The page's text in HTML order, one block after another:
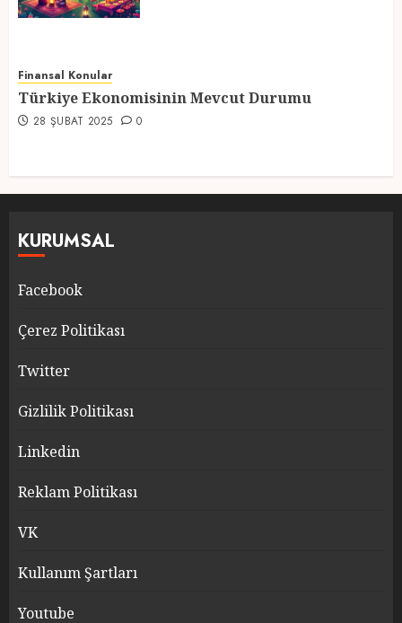
Finansal Konular
Türkiye Ekonomisinin Mevcut Durumu
28 ŞUBAT 2025 0
KURUMSAL
Facebook
Çerez Politikası
Twitter
Gizlilik Politikası
Linkedin
Reklam Politikası
VK
Kullanım Şartları
Youtube